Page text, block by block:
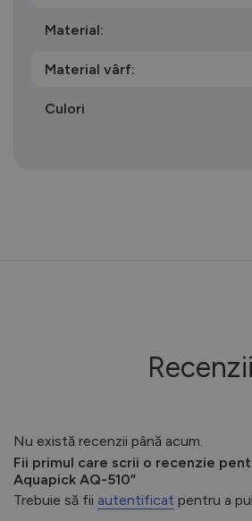
Material:
Material vârf:
Culori
Recenzii
Nu există recenzii până acum.
Fii primul care scrii o recenzie
Aquapick AQ-510”
Trebuie să fii autentificat pentru a